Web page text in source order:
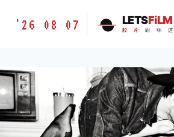
胶
道
LETSFILM
'26 08 07 LETSFiLM
胶 片 的 味 道